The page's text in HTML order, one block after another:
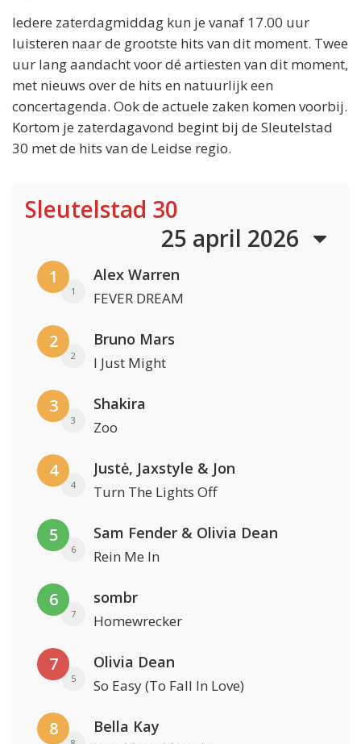
Iedere zaterdagmiddag kun je vanaf 17.00 uur
luisteren naar de grootste hits van dit moment. Twee
uur lang aandacht voor dé artiesten van dit moment,
met nieuws over de hits en natuurlijk een
concertagenda. Ook de actuele zaken komen voorbij.
Kortom je zaterdagavond begint bij de Sleutelstad
30 met de hits van de Leidse regio.
Sleutelstad 30
25 april 2026
1
1
Alex Warren
FEVER DREAM
2
2
Bruno Mars
I Just Might
3
3
Shakira
Zoo
4
4
Justė, Jaxstyle & Jon
Turn The Lights Off
5
6
Sam Fender & Olivia Dean
Rein Me In
6
7
sombr
Homewrecker
7
5
Olivia Dean
So Easy (To Fall In Love)
8 Bella Kay